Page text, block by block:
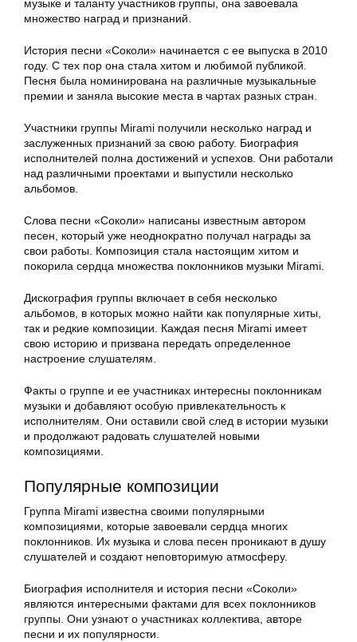
музыке и таланту участников группы, она завоевала
множество наград и признаний.
История песни «Соколи» начинается с ее выпуска в 2010
году. С тех пор она стала хитом и любимой публикой.
Песня была номинирована на различные музыкальные
премии и заняла высокие места в чартах разных стран.
Участники группы Mirami получили несколько наград и
заслуженных признаний за свою работу. Биография
исполнителей полна достижений и успехов. Они работали
над различными проектами и выпустили несколько
альбомов.
Слова песни «Соколи» написаны известным автором
песен, который уже неоднократно получал награды за
свои работы. Композиция стала настоящим хитом и
покорила сердца множества поклонников музыки Mirami.
Дискография группы включает в себя несколько
альбомов, в которых можно найти как популярные хиты,
так и редкие композиции. Каждая песня Mirami имеет
свою историю и призвана передать определенное
настроение слушателям.
Факты о группе и ее участниках интересны поклонникам
музыки и добавляют особую привлекательность к
исполнителям. Они оставили свой след в истории музыки
и продолжают радовать слушателей новыми
композициями.
Популярные композиции
Группа Mirami известна своими популярными
композициями, которые завоевали сердца многих
поклонников. Их музыка и слова песен проникают в душу
слушателей и создают неповторимую атмосферу.
Биография исполнителя и история песни «Соколи»
являются интересными фактами для всех поклонников
группы. Они узнают о участниках коллектива, авторе
песни и их популярности.